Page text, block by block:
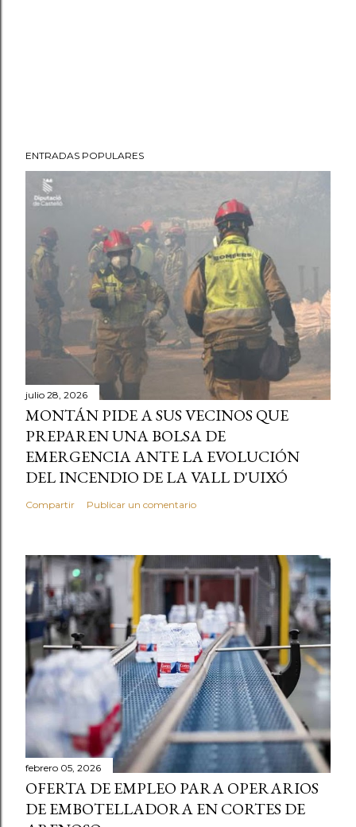
ENTRADAS POPULARES
julio 28, 2026
MONTÁN PIDE A SUS VECINOS QUE
PREPAREN UNA BOLSA DE
EMERGENCIA ANTE LA EVOLUCIÓN
DEL INCENDIO DE LA VALL D'UIXÓ
Compartir Publicar un comentario
febrero 05, 2026
OFERTA DE EMPLEO PARA OPERARIOS
DE EMBOTELLADORA EN CORTES DE